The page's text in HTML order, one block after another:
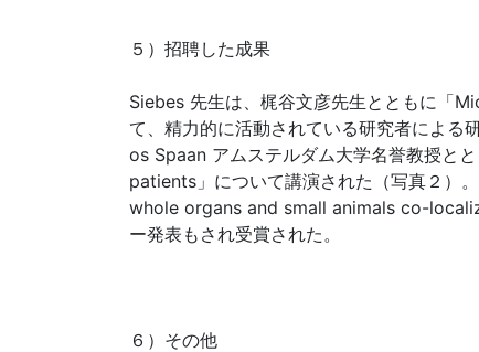
５）招聘した成果
Siebes 先生は、梶谷文彦先生とともに「
て、精力的に活動されている研究者による
os Spaan アムステルダム大学名誉教授
patients」について講演された（写真２）
whole organs and small animals co-
ー発表もされ受賞された。
６）その他